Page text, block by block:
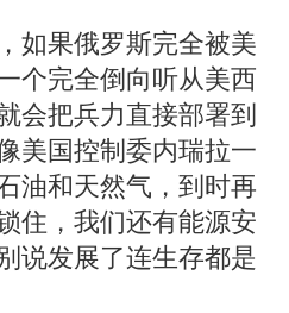
如果俄罗斯完全被美
个完全倒向听从美西
会把兵力直接部署到
美国控制委内瑞拉一
油和天然气，到时再
住，我们还有能源安
说发展了连生存都是